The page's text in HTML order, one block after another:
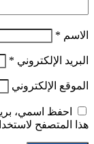
الاسم *
البريد الإلكتروني *
الموقع الإلكتروني
احفظ اسمي،
هذا المتصفح